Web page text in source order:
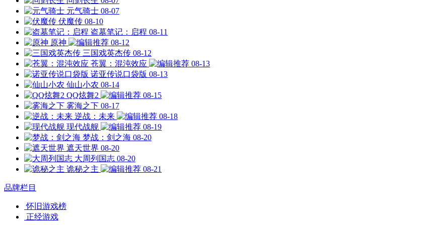
元气骑士 08-07
伏魔传 08-10
盗墓笔记：启程 08-11
原神
08-12
三国戏英杰传 08-12
苍翼：混沌效应
08-13
诺亚传说口袋版 08-13
仙山小农 08-14
QQ炫舞2
08-15
雾海之下 08-17
逆战：未来
08-18
现代战舰
08-19
梦战：剑之海 08-20
遮天世界 08-20
大周列国志 08-20
诡秘之主
08-21
品牌栏目
怀旧游戏榜
正经游戏